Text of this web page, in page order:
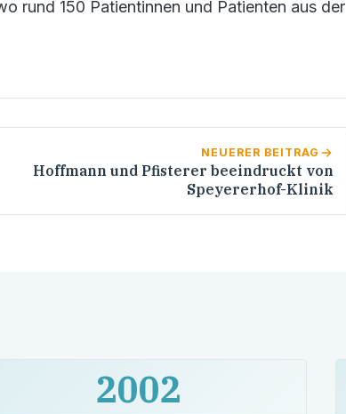
rund 150 Patientinnen und Patienten aus der
NEUERER BEITRAG
Hoffmann und Pfisterer beeindruckt von
Speyererhof-Klinik
2002